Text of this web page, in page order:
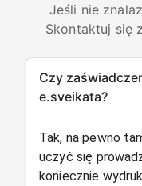
Jeśli nie
Skontaktuj się
Czy
e.sveikata?
Tak, na pewno
uczyć się
koniecznie